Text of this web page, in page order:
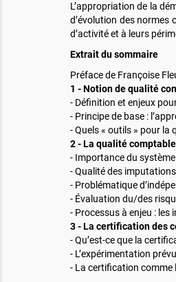
L’appropriation de la
d’évolution des
d’activité et à leurs
Extrait du sommaire
Préface de Françoise
1 - Notion de qualité
- Définition et enjeux
- Principe de base :
- Quels « outils » pour la
2 - La qualité
- Importance du
- Qualité des
- Problématique
- Évaluation du/des
- Processus à enjeu :
3 - La certification des
- Qu’est-ce que la
- L’expérimentation
- La certification comme